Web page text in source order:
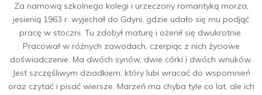
Za namową szkolnego kolegi i urzeczony romantyką morza,
jesienią 1963 r. wyjechał do Gdyni, gdzie udało się mu podjąć
pracę w stoczni. Tu zdobył maturę i ożenił się dwukrotnie.
Pracował w różnych zawodach, czerpiąc z nich życiowe
doświadczenie. Ma dwóch synów, dwie córki i dwóch wnuków.
Jest szczęśliwym dziadkiem, który lubi wracać do wspomnień
oraz czytać i pisać wiersze. Marzeń ma chyba tyle co lat, ale ich